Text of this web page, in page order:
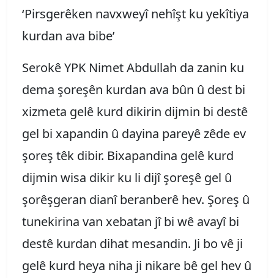
‘Pirsgerêken navxweyî nehîşt ku yekîtiya
kurdan ava bibe’
Serokê YPK Nimet Abdullah da zanin ku
dema şoreşên kurdan ava bûn û dest bi
xizmeta gelê kurd dikirin dijmin bi destê
gel bi xapandin û dayina pareyê zêde ev
şoreş têk dibir. Bixapandina gelê kurd
dijmin wisa dikir ku li dijî şoreşê gel û
şorêşgeran dianî beranberê hev. Şoreş û
tunekirina van xebatan jî bi wê avayî bi
destê kurdan dihat mesandin. Ji bo vê ji
gelê kurd heya niha ji nikare bê gel hev û